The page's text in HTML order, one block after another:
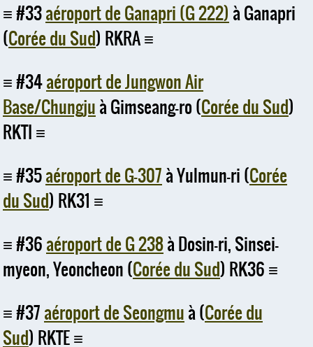
#33aéroport de Ganapri (G 222) à Ganapri
(Corée du Sud) RKRA
#34aéroport de Jungwon Air
Base/Chungjuà Gimseang-ro (Corée du Sud)
RKTI
#35aéroport de G-307à Yulmun-ri (Corée
du Sud) RK31
#36aéroport de G 238à Dosin-ri, Sinsei-
myeon, Yeoncheon (Corée du Sud) RK36
#37aéroport de Seongmuà (Corée du
Sud) RKTE